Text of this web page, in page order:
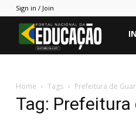
Sign in / Join
Home Tags Prefeitura de
Tag: Prefeitura